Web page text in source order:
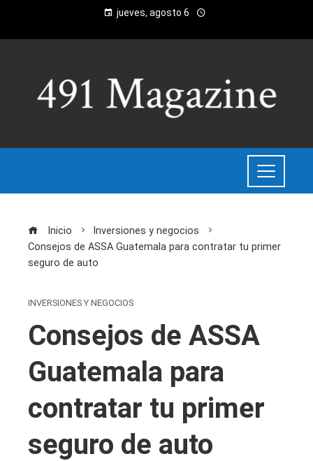
jueves, agosto 6
Inicio
Inversiones y negocios
Consejos de ASSA Guatemala para contratar tu primer
seguro de auto
INVERSIONES Y NEGOCIOS
Consejos de ASSA
Guatemala para
contratar tu primer
seguro de auto